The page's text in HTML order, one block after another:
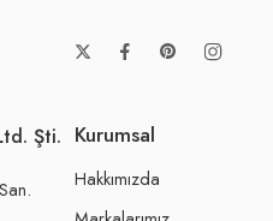
Şti. Kurumsal
Hakkımızda